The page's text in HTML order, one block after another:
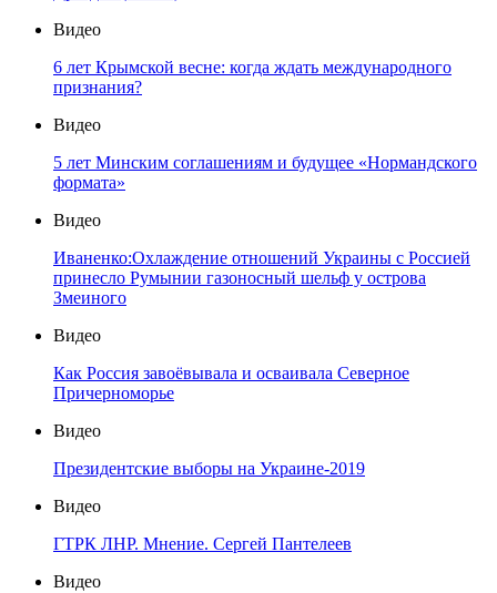
Видео
6 лет Крымской весне: когда ждать международного
признания?
Видео
5 лет Минским соглашениям и будущее «Нормандского
формата»
Видео
Иваненко:Охлаждение отношений Украины с Россией
принесло Румынии газоносный шельф у острова
Змеиного
Видео
Как Россия завоёвывала и осваивала Северное
Причерноморье
Видео
Президентские выборы на Украине-2019
Видео
ГТРК ЛНР. Мнение. Сергей Пантелеев
Видео